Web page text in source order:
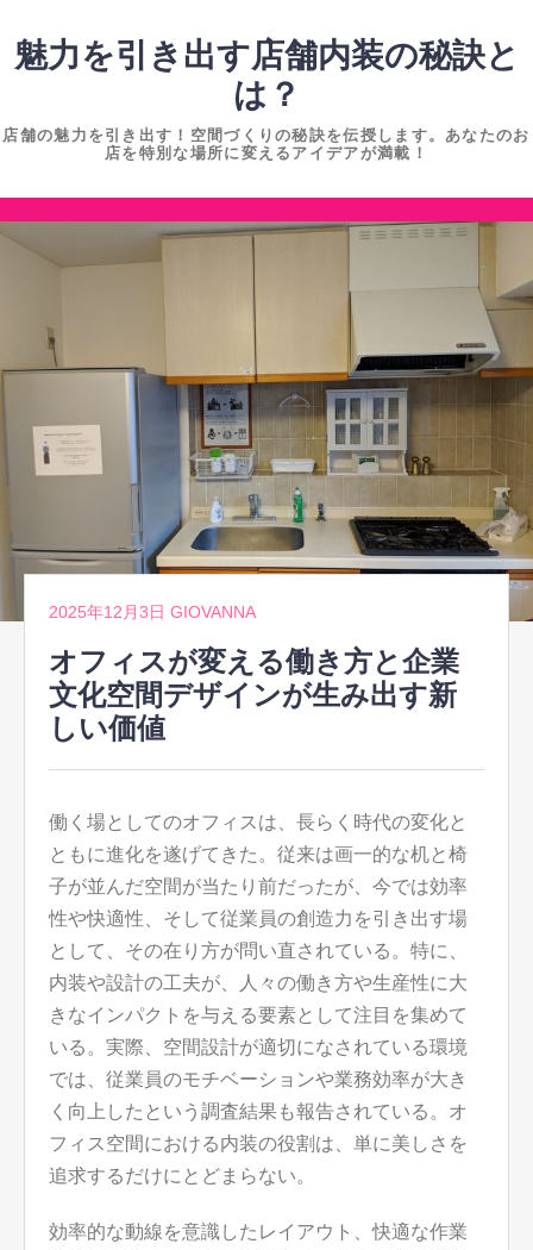
ン
ツ
キ
魅力を引き出す店舗内装の秘訣と
は？
店舗の魅力を引き出す！空間づくりの秘訣を伝授します。あなたのお
店を特別な場所に変えるアイデアが満載！
コ
2025年12月3日 GIOVANNA
オフィスが変える働き方と企業
文化空間デザインが生み出す新
しい価値
働く場としてのオフィスは、長らく時代の変化と
ともに進化を遂げてきた。 従来は画一的な机と椅
子が並んだ空間が当たり前だったが、今では効率
性や快適性、そして従業員の創造力を引き出す場
として、その在り方が問い直されている。特に、
内装や設計の工夫が、人々の働き方や生産性に大
きなインパクトを与える要素として注目を集めて
いる。実際、空間設計が適切になされている環境
では、従業員のモチベーションや業務効率が大き
く向上したという調査結果も報告されている。オ
フィス空間における内装の役割は、単に美しさを
追求するだけにとどまらない。
効率的な動線を意識したレイアウト、快適な作業